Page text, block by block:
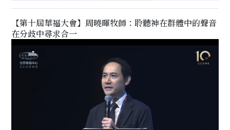
【第十屆華福大會】周曉暉牧師：聆聽神在群體中的聲音
在分歧中尋求合一